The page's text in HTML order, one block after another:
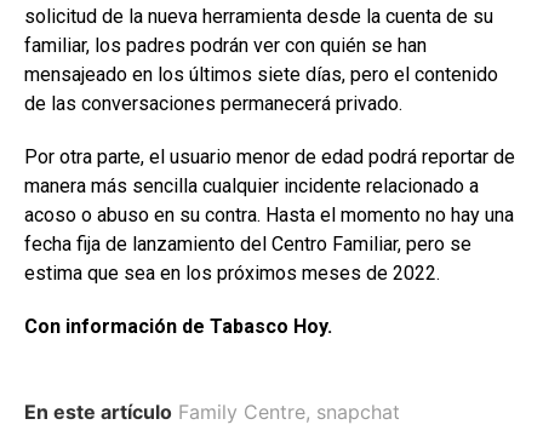
solicitud de la nueva herramienta desde la cuenta de su
familiar, los padres podrán ver con quién se han
mensajeado en los últimos siete días, pero el contenido
de las conversaciones permanecerá privado.
Por otra parte, el usuario menor de edad podrá reportar de
manera más sencilla cualquier incidente relacionado a
acoso o abuso en su contra. Hasta el momento no hay una
fecha fija de lanzamiento del Centro Familiar, pero se
estima que sea en los próximos meses de 2022.
Con información de Tabasco Hoy.
En este artículo Family Centre, snapchat